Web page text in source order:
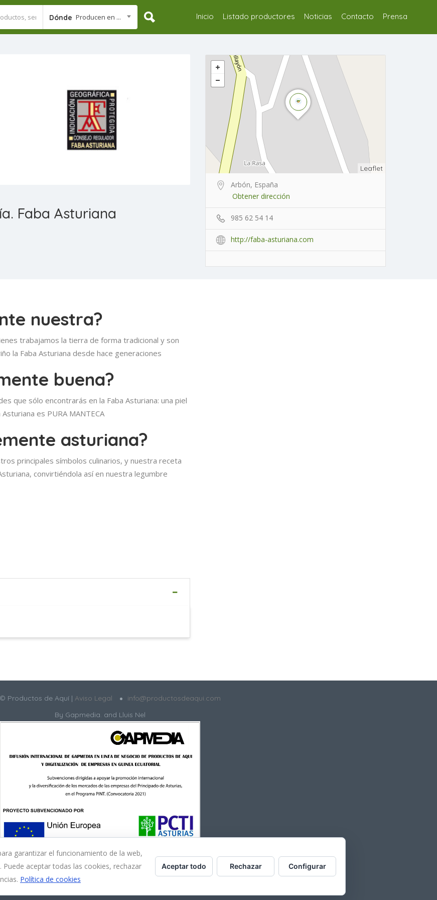
Dónde Producen en ... Inicio Listado productores Noticias Contacto Prensa
Faba Asturiana
nuestra?
trabajamos la tierra de forma tradicional y son
la Faba Asturiana desde hace generaciones
buena?
que sólo encontrarás en la Faba Asturiana: una piel
es PURA MANTECA
asturiana?
principales símbolos culinarios, y nuestra receta
convirtiéndola así en nuestra legumbre
Leaflet
Arbón, España
Obtener dirección
985 62 54 14
http://faba-asturiana.com
Productos de Aquí | Aviso Legal
info@productosdeaqui.com
By Gapmedia. and Lluis Nel
garantizar el funcionamiento de la web,
aceptar todas las cookies, rechazar
Política de cookies
Aceptar todo Rechazar Configurar